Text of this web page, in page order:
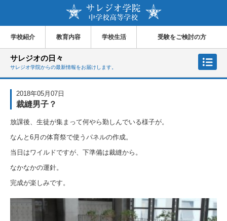
学校紹介 教育内容 学校生活 受験をご検討の方
サレジオの日々
サレジオ学院からの最新情報をお届けします。
2018年05月07日
裁縫男子？
放課後、生徒が集まって何やら勤しんでいる様子が。
なんと6月の体育祭で使うパネルの作成。
当日はワイルドですが、下準備は裁縫から。
なかなかの運針。
完成が楽しみです。